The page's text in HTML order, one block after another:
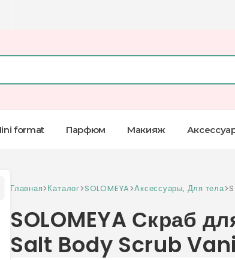
format Парфюм Макияж
Главная>Каталог>SOLOMEYA>Аксессуары, Для тела>
SOLOMEYA Скраб
Salt Body Scrub